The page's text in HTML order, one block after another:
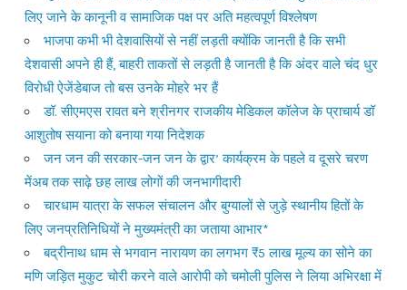
लिए जाने के कानूनी व सामाजिक पक्ष पर अति महत्वपूर्ण विश्लेषण
भाजपा कभी भी देशवासियों से नहीं लड़ती क्योंकि जानती है कि सभी
देशवासी अपने ही हैं, बाहरी ताकतों से लड़ती है जानती है कि अंदर वाले चंद धुर
विरोधी ऐजेंडेबाज तो बस उनके मोहरे भर हैं
डॉ. सीएमएस रावत बने श्रीनगर राजकीय मेडिकल कॉलेज के प्राचार्य डॉ
आशुतोष सयाना को बनाया गया निदेशक
जन जन की सरकार-जन जन के द्वार’ कार्यक्रम के पहले व दूसरे चरण
मेंअब तक साढ़े छह लाख लोगों की जनभागीदारी
चारधाम यात्रा के सफल संचालन और बुग्यालों से जुड़े स्थानीय हितों के
लिए जनप्रतिनिधियों ने मुख्यमंत्री का जताया आभार*
बद्रीनाथ धाम से भगवान नारायण का लगभग ₹5 लाख मूल्य का सोने का
मणि जड़ित मुकुट चोरी करने वाले आरोपी को चमोली पुलिस ने लिया अभिरक्षा में